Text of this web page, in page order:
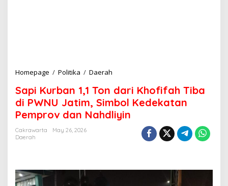
Homepage / Politika / Daerah
p
i
K
u
,
Sapi Kurban 1,1 Ton dari Khofifah Tiba
di PWNU Jatim, Simbol Kedekatan
Pemprov dan Nahdliyin
Cakrawarta
May 26, 2026
Daerah